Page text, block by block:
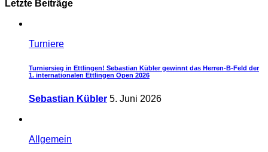
Letzte Beiträge
Turniere
Turniersieg in Ettlingen! Sebastian Kübler gewinnt das Herren-B-Feld der
1. internationalen Ettlingen Open 2026
Sebastian Kübler 5. Juni 2026
Allgemein